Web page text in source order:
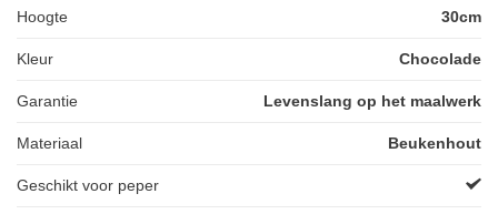
Hoogte 30cm
Kleur Chocolade
Garantie Levenslang op het maalwerk
Materiaal Beukenhout
Geschikt voor peper